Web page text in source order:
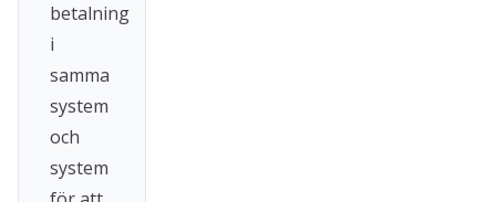
betalning
i
samma
system
och
system